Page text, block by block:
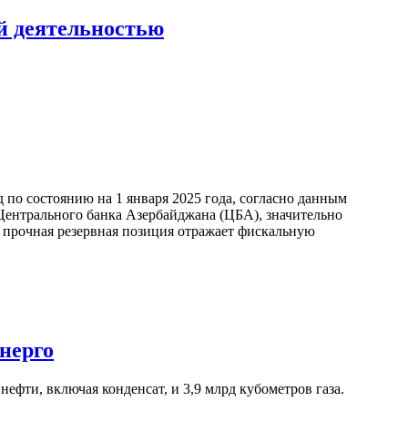
деятельностью
состоянию на 1 января 2025 года, согласно данным
банка Азербайджана (ЦБА), значительно
резервная позиция отражает фискальную
включая конденсат, и 3,9 млрд кубометров газа.